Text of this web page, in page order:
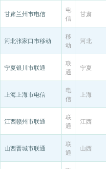
甘肃兰州市电信
电
信
甘肃
河北张家口市移动
移
动
河北
宁夏银川市联通
联
通
宁夏
上海上海市电信
电
信
上海
江西赣州市联通
联
通
江西
山西晋城市联通
联
通
山西